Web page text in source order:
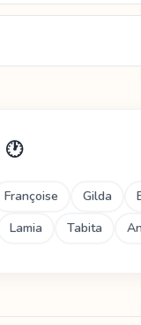
🕐
Françoise Gilda
Lamia Tabita